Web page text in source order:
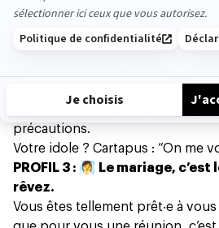
Votre idole ? Personne.
PROFIL 2 : Un couple, OK…
discret 🥷
oscillez entre la parano et la plus
précautions.
Votre idole ? Cartapus : “On me
PROFIL 3 : 🧖‍♀️ Le mariage,
rêvez.
Vous êtes tellement prêt‧e à